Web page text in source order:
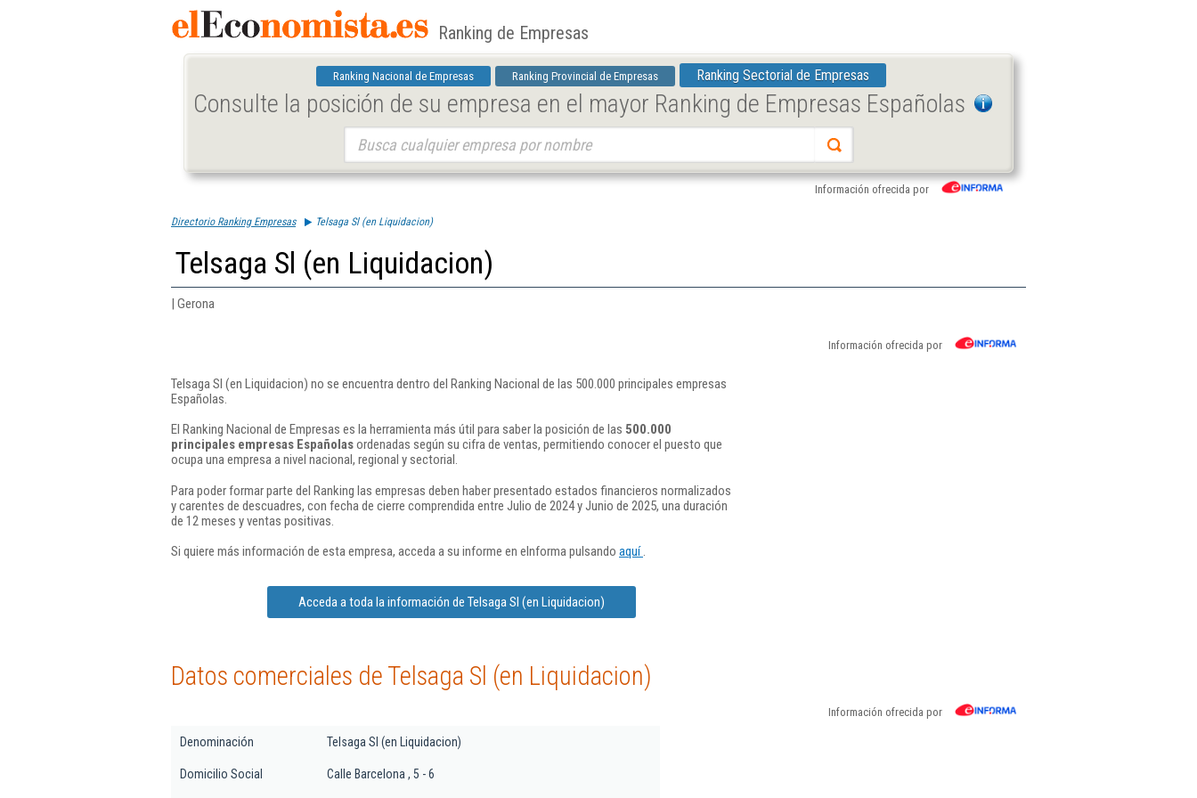
Ranking de Empresas
Ranking Nacional de Empresas Ranking Provincial de Empresas Ranking Sectorial de Empresas
Consulte la posición de su empresa en el mayor Ranking de Empresas Españolas
Información ofrecida por
Directorio Ranking Empresas Telsaga Sl (en Liquidacion)
Telsaga Sl (en Liquidacion)
| Gerona
Información ofrecida por
Telsaga Sl (en Liquidacion) no se encuentra dentro del Ranking Nacional de las 500.000 principales empresas
Españolas.
El Ranking Nacional de Empresas es la herramienta más útil para saber la posición de las 500.000
principales empresas Españolasordenadas según su cifra de ventas, permitiendo conocer el puesto que
ocupa una empresa a nivel nacional, regional y sectorial.
Para poder formar parte del Ranking las empresas deben haber presentado estados financieros normalizados
y carentes de descuadres, con fecha de cierre comprendida entre Julio de 2024 y Junio de 2025, una duración
de 12 meses y ventas positivas.
Si quiere más información de esta empresa, acceda a su informe en eInforma pulsando aquí.
Acceda a toda la información de Telsaga Sl (en Liquidacion)
Datos comerciales de Telsaga Sl (en Liquidacion)
Información ofrecida por
Denominación Telsaga Sl (en Liquidacion)
Domicilio Social Calle Barcelona , 5 - 6